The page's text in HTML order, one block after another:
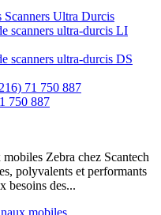
Scanners Ultra Durcis
scanners ultra-durcis LI
scanners ultra-durcis DS
71 750 887
750 887
Zebra chez Scantech
polyvalents et performants
besoins des...
mobiles